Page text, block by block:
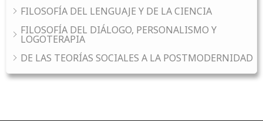
FILOSOFÍA DEL LENGUAJE Y DE LA CIENCIA
FILOSOFÍA DEL DIÁLOGO, PERSONALISMO Y
LOGOTERAPIA
DE LAS TEORÍAS SOCIALES A LA POSTMODERNIDAD